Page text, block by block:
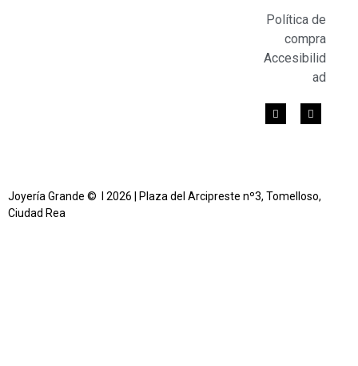
Política de
compra
Accesibilid
ad
Joyería Grande © l 2026 | Plaza del Arcipreste nº3, Tomelloso,
Ciudad Rea